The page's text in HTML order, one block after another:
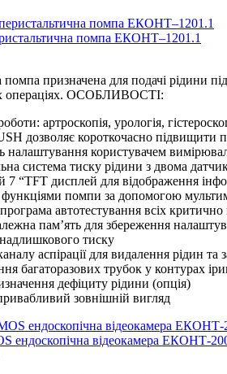
помпа ЕКОНТ–1201.1
призначена для подачі рідини
операціях. ОСОБЛИВОСТІ:
артроскопія, урологія,
дозволяє короткочасно підвищити
налаштування користувачем
система тиску рідини з двома
7 “TFT дисплей для відображення
функціями помпи за допомогою
автотестування всіх
пам’ять для збереження
надлишкового тиску
аспірації для видалення рідин
багаторазових трубок у контурах
дефіциту рідини (опція)
зовнішній вигляд
ендоскопічна відеокамера ЕКОНТ-